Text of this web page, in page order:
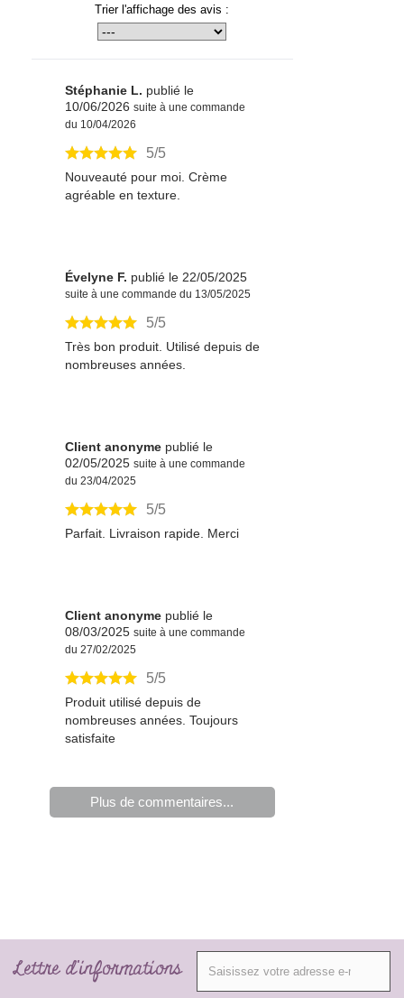
Trier l'affichage des avis :
Stéphanie L. publié le
10/06/2026 suite à une commande
du 10/04/2026
5/5
Nouveauté pour moi. Crème
agréable en texture.
Évelyne F. publié le 22/05/2025
suite à une commande du 13/05/2025
5/5
Très bon produit. Utilisé depuis de
nombreuses années.
Client anonyme publié le
02/05/2025 suite à une commande
du 23/04/2025
5/5
Parfait. Livraison rapide. Merci
Client anonyme publié le
08/03/2025 suite à une commande
du 27/02/2025
5/5
Produit utilisé depuis de
nombreuses années. Toujours
satisfaite
Plus de commentaires...
Lettre d'informations